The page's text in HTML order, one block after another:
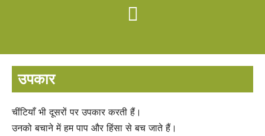
उपकार
चींटियाँ भी दूसरों पर उपकार करती हैं।
उनको बचाने में हम पाप और हिंसा से बच जाते हैं।